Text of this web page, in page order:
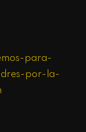
para-
por-la-